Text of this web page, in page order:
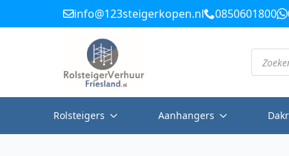
info@123steigerkopen.nl 0850601800
zoeken
Rolsteigers Aanhangers